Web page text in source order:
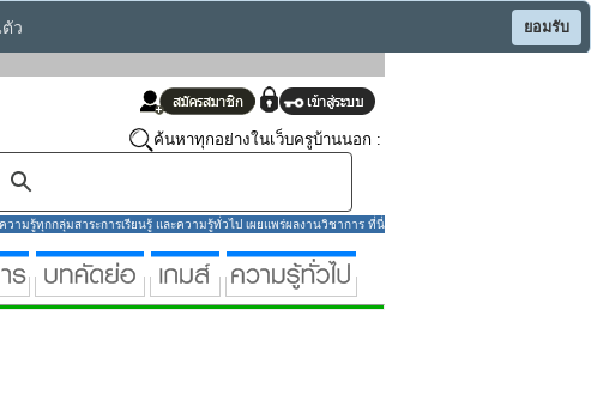
ว ยอมรับ
ค้นหาทุกอย่างในเว็บครูบ้านนอก :
มรู้ทุกกลุ่มสาระการเรียนรู้ และความรู้ทั่วไป เผยแพร่ผลงานวิชาการ ที่นี่